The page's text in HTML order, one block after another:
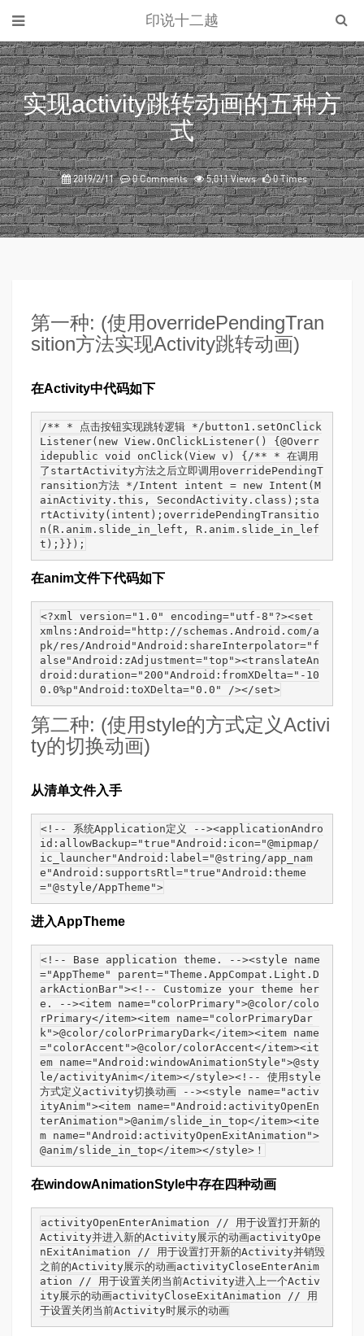
印说十二越
实现activity跳转动画的五种方
式
2019/2/11 0 Comments 5,011 Views 0 Times
第一种: (使用overridePendingTran
sition方法实现Activity跳转动画)
在Activity中代码如下
/** * 点击按钮实现跳转逻辑 */button1.setOnClick
Listener(new View.OnClickListener() {@Overr
idepublic void onClick(View v) {/** * 在调用
了startActivity方法之后立即调用overridePendingT
ransition方法 */Intent intent = new Intent(M
ainActivity.this, SecondActivity.class);sta
rtActivity(intent);overridePendingTransitio
n(R.anim.slide_in_left, R.anim.slide_in_lef
t);}});
在anim文件下代码如下
<?xml version="1.0" encoding="utf-8"?><set
xmlns:Android="http://schemas.Android.com/a
pk/res/Android"Android:shareInterpolator="f
alse"Android:zAdjustment="top"><translateAn
droid:duration="200"Android:fromXDelta="-10
0.0%p"Android:toXDelta="0.0" /></set>
第二种: (使用style的方式定义Activi
ty的切换动画)
从清单文件入手
<!-- 系统Application定义 --><applicationAndro
id:allowBackup="true"Android:icon="@mipmap/
ic_launcher"Android:label="@string/app_nam
e"Android:supportsRtl="true"Android:theme
="@style/AppTheme">
进入AppTheme
<!-- Base application theme. --><style name
="AppTheme" parent="Theme.AppCompat.Light.D
arkActionBar"><!-- Customize your theme her
e. --><item name="colorPrimary">@color/colo
rPrimary</item><item name="colorPrimaryDar
k">@color/colorPrimaryDark</item><item name
="colorAccent">@color/colorAccent</item><it
em name="Android:windowAnimationStyle">@sty
le/activityAnim</item></style><!-- 使用style
方式定义activity切换动画 --><style name="activ
ityAnim"><item name="Android:activityOpenEn
terAnimation">@anim/slide_in_top</item><ite
m name="Android:activityOpenExitAnimation">
@anim/slide_in_top</item></style>！
在windowAnimationStyle中存在四种动画
activityOpenEnterAnimation // 用于设置打开新的
Activity并进入新的Activity展示的动画activityOpe
nExitAnimation // 用于设置打开新的Activity并销毁
之前的Activity展示的动画activityCloseEnterAnim
ation // 用于设置关闭当前Activity进入上一个Activ
ity展示的动画activityCloseExitAnimation // 用
于设置关闭当前Activity时展示的动画